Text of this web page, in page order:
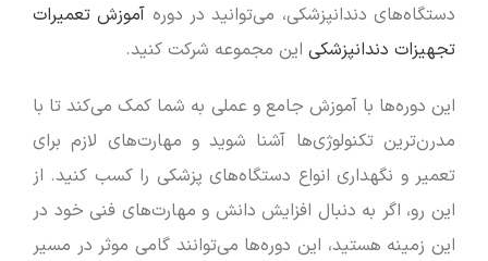
دستگاه‌های دندانپزشکی، می‌توانید در دوره آموزش تعمیرات
تجهیزات دندانپزشکی این مجموعه شرکت کنید.
این دوره‌ها با آموزش جامع و عملی به شما کمک می‌کند تا با
مدرن‌ترین تکنولوژی‌ها آشنا شوید و مهارت‌های لازم برای
تعمیر و نگهداری انواع دستگاه‌های پزشکی را کسب کنید. از
این رو، اگر به دنبال افزایش دانش و مهارت‌های فنی خود در
این زمینه هستید، این دوره‌ها می‌توانند گامی موثر در مسیر